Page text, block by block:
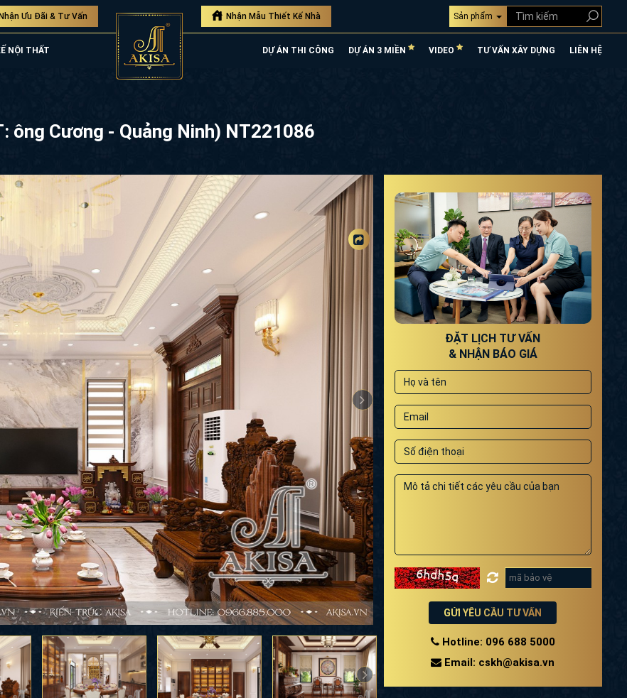
Nhận Ưu Đãi & Tư Vấn Nhận Mẫu Thiết Kế Nhà Sản phẩm
NỘI THẤT DỰ ÁN THI CÔNG DỰ ÁN 3 MIỀN VIDEO TƯ VẤN XÂY DỰNG LIÊN HỆ
Cương - Quảng Ninh) NT221086
ĐẶT LỊCH TƯ VẤN
& NHẬN BÁO GIÁ
GỬI YÊU CẦU TƯ VẤN
Hotline: 096 688 5000
Email: cskh@akisa.vn